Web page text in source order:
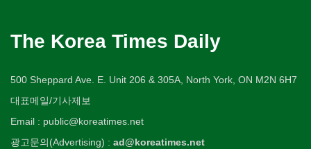
The Korea Times Daily
500 Sheppard Ave. E. Unit 206 & 305A, North York, ON M2N 6H7
대표메일/기사제보
Email : public@koreatimes.net
광고문의(Advertising) : ad@koreatimes.net